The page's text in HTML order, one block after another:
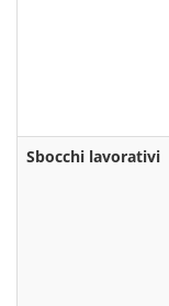
Sbocchi lavorativi